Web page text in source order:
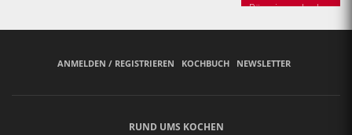
Bäuerinnen backen
ANMELDEN / REGISTRIEREN KOCHBUCH NEWSLETTER
RUND UMS KOCHEN